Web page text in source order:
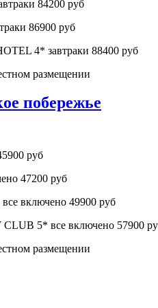
84200 руб
86900 руб
4* завтраки 88400 руб
размещении
побережье
руб
47200 руб
включено 49900 руб
5* все включено 57900
размещении